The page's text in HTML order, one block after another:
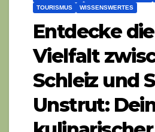
TOURISMUS
WISSENSWERTES
Entdecke
Vielfalt
Schleiz und
Unstrut: